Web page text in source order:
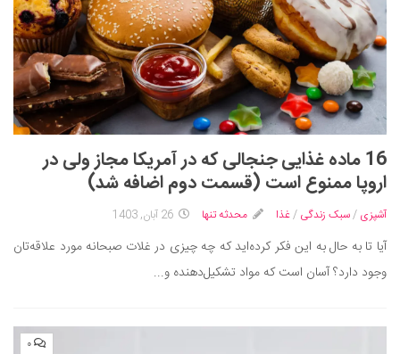
16 ماده غذایی جنجالی که در آمریکا مجاز ولی در
اروپا ممنوع است (قسمت دوم اضافه شد)
آشپزی /سبک زندگی /غذا محدثه تنها 26 آبان, 1403
آیا تا به حال به این فکر کرده‌اید که چه چیزی در غلات صبحانه مورد علاقه‌تان
وجود دارد؟ آسان است که مواد تشکیل‌دهنده و...
۰